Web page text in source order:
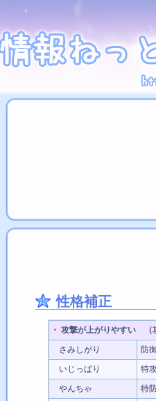
性格補正
・ 攻撃が上がりやすい （
さみしがり
防
いじっぱり
特
やんちゃ
特